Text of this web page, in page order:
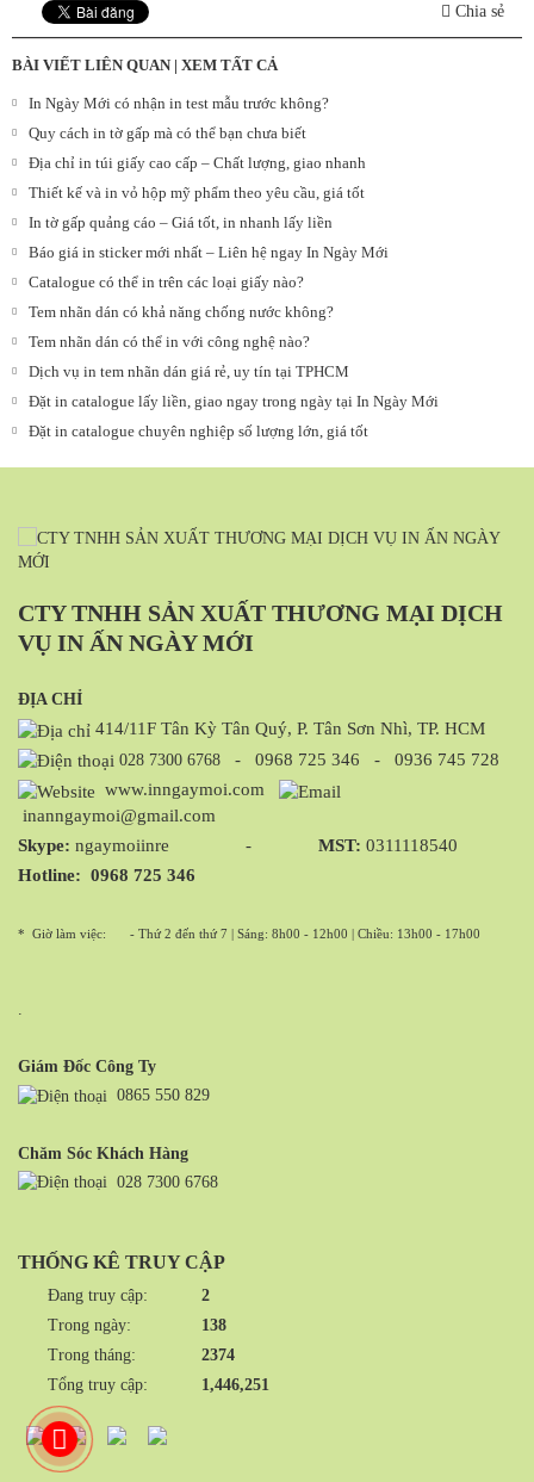
Chia sẻ
BÀI VIẾT LIÊN QUAN | XEM TẤT CẢ
In Ngày Mới có nhận in test mẫu trước không?
Quy cách in tờ gấp mà có thể bạn chưa biết
Địa chỉ in túi giấy cao cấp – Chất lượng, giao nhanh
Thiết kế và in vỏ hộp mỹ phẩm theo yêu cầu, giá tốt
In tờ gấp quảng cáo – Giá tốt, in nhanh lấy liền
Báo giá in sticker mới nhất – Liên hệ ngay In Ngày Mới
Catalogue có thể in trên các loại giấy nào?
Tem nhãn dán có khả năng chống nước không?
Tem nhãn dán có thể in với công nghệ nào?
Dịch vụ in tem nhãn dán giá rẻ, uy tín tại TPHCM
Đặt in catalogue lấy liền, giao ngay trong ngày tại In Ngày Mới
Đặt in catalogue chuyên nghiệp số lượng lớn, giá tốt
CTY TNHH SẢN XUẤT THƯƠNG MẠI DỊCH
VỤ IN ẤN NGÀY MỚI
ĐỊA CHỈ
414/11F Tân Kỳ Tân Quý, P. Tân Sơn Nhì, TP. HCM
028 7300 6768 - 0968 725 346 - 0936 745 728
www.inngaymoi.com
inanngaymoi@gmail.com
Skype: ngaymoiinre - MST: 0311118540
Hotline: 0968 725 346
* Giờ làm việc: - Thứ 2 đến thứ 7 | Sáng: 8h00 - 12h00 | Chiều: 13h00 - 17h00
Giám Đốc Công Ty
0865 550 829
Chăm Sóc Khách Hàng
028 7300 6768
THỐNG KÊ TRUY CẬP
Đang truy cập:
2
Trong ngày:
138
Trong tháng:
2374
Tổng truy cập:
1,446,251